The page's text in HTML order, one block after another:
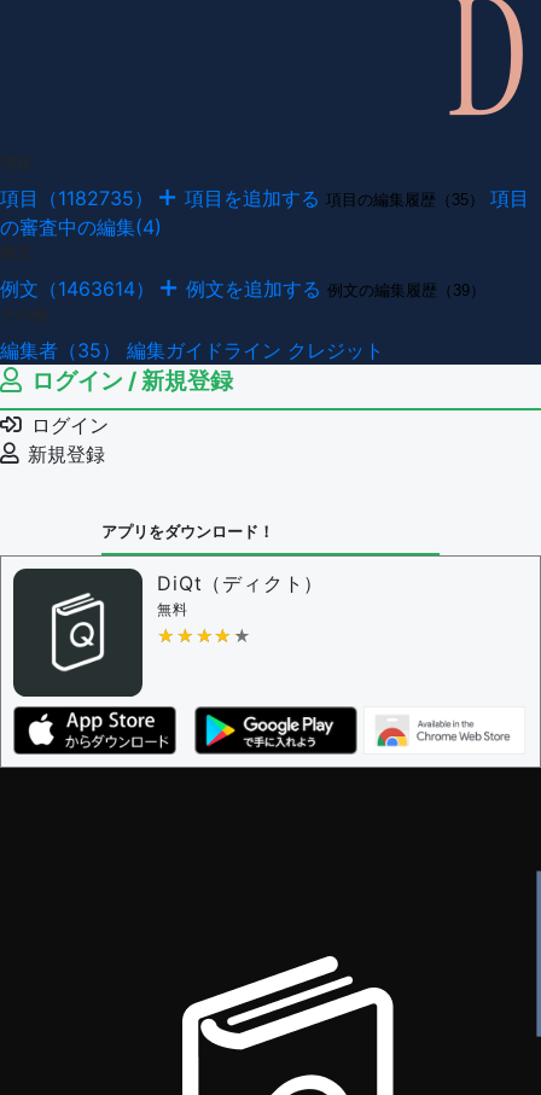
項目（1182735） 項目を追加する 項目の編集履歴（35）
項目
の審査中の編集(4)
例文（1463614） 例文を追加する 例文の編集履歴（39）
編集者（35） 編集ガイドライン クレジット
ログイン / 新規登録
ログイン
新規登録
アプリをダウンロード！
DiQt（ディクト）
無料
★★★★★
★★★★★